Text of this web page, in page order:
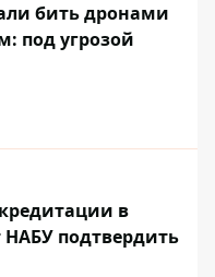
бить дронами
под угрозой
в
подтвердить